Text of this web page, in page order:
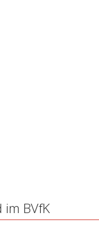
im BVfK